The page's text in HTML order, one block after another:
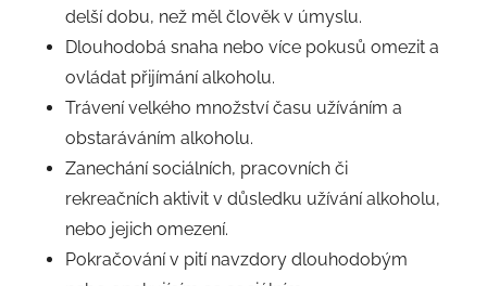
delší dobu, než měl člověk v úmyslu.
Dlouhodobá snaha nebo více pokusů omezit a
ovládat přijímání alkoholu.
Trávení velkého množství času užíváním a
obstaráváním alkoholu.
Zanechání sociálních, pracovních či
rekreačních aktivit v důsledku užívání alkoholu,
nebo jejich omezení.
Pokračování v pití navzdory dlouhodobým